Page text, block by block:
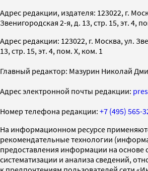
Адрес редакции, издателя: 123022, г.
Звенигородская 2-я, д. 13, стр. 15, эт. 4,
Адрес редакции: 123022, г. Москва, ул.
13, стр. 15, эт. 4, пом. X, ком. 1
Главный редактор: Мазурин Николай
Адрес электронной почты редакции:
Номер телефона редакции: +7 (495) 565-
На информационном ресурсе
рекомендательные технологии
предоставления информации на основе
систематизации и анализа сведений,